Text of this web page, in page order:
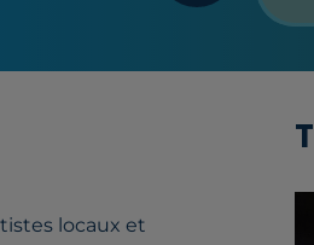
locaux et